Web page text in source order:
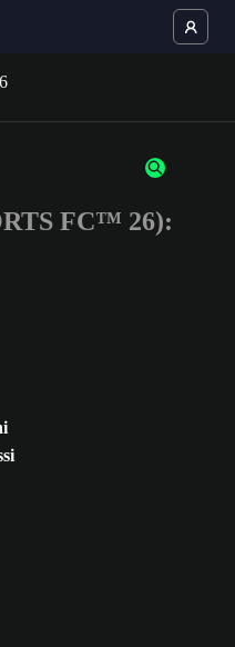
or numbers
FC™ 26):